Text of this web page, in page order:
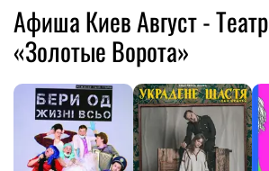
Афиша Киев Август - Театр
«Золотые Ворота»